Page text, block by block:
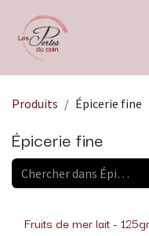
Produits Épicerie fine
Épicerie fine
Fruits de mer lait - 125gr